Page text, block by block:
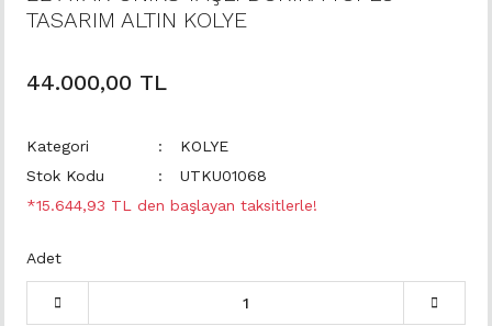
TASARIM ALTIN KOLYE
44.000,00 TL
Kategori
KOLYE
Stok Kodu
UTKU01068
*15.644,93 TL den başlayan taksitlerle!
Adet